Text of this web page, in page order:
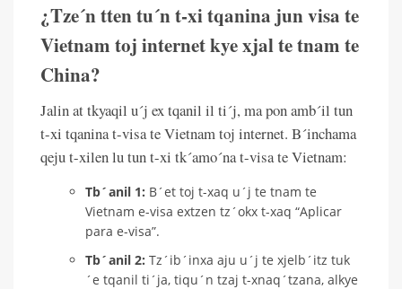
¿Tze´n tten tu´n t-xi tqanina jun visa te
Vietnam toj internet kye xjal te tnam te
China?
Jalin at tkyaqil u´j ex tqanil il ti´j, ma pon amb´il tun
t-xi tqanina t-visa te Vietnam toj internet. B´inchama
qeju t-xilen lu tun t-xi tk´amo´na t-visa te Vietnam:
Tb´anil 1: B´et toj t-xaq u´j te tnam te
Vietnam e-visa extzen tz´okx t-xaq “Aplicar
para e-visa”.
Tb´anil 2: Tz´ib´inxa aju u´j te xjelb´itz tuk
´e tqanil ti´ja, tiqu´n tzaj t-xnaq´tzana, alkye